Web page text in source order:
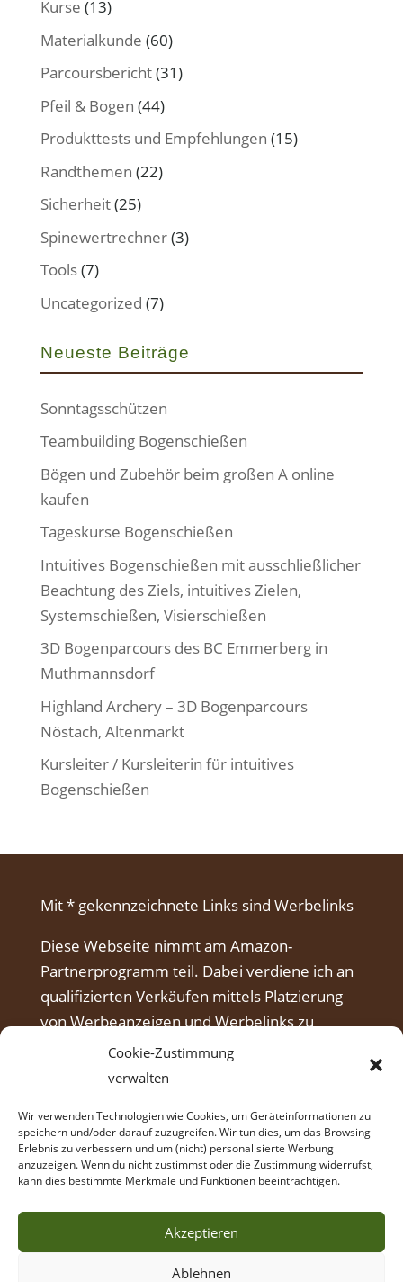
Cookie-Zustimmung
verwalten
Wir verwenden Technologien wie Cookies, um Geräteinformationen zu
speichern und/oder darauf zuzugreifen. Wir tun dies, um das Browsing-
Erlebnis zu verbessern und um (nicht) personalisierte Werbung
anzuzeigen. Wenn du nicht zustimmst oder die Zustimmung widerrufst,
kann dies bestimmte Merkmale und Funktionen beeinträchtigen.
Akzeptieren
Ablehnen
Kurse (13)
Materialkunde (60)
Parcoursbericht(31)
Pfeil & Bogen (44)
Produkttests und Empfehlungen (15)
Randthemen (22)
Sicherheit(25)
Spinewertrechner(3)
Tools(7)
Uncategorized (7)
Neueste Beiträge
Sonntagsschützen
Teambuilding Bogenschießen
Bögen und Zubehör beim großen A online
kaufen
Tageskurse Bogenschießen
Intuitives Bogenschießen mit ausschließlicher
Beachtung des Ziels, intuitives Zielen,
Systemschießen, Visierschießen
3D Bogenparcours des BC Emmerberg in
Muthmannsdorf
Highland Archery – 3D Bogenparcours
Nöstach, Altenmarkt
Kursleiter / Kursleiterin für intuitives
Bogenschießen
Mit * gekennzeichnete Links sind Werbelinks
Diese Webseite nimmt am Amazon-
Partnerprogramm teil. Dabei verdiene ich an
qualifizierten Verkäufen mittels Platzierung
von Werbeanzeigen und Werbelinks zu